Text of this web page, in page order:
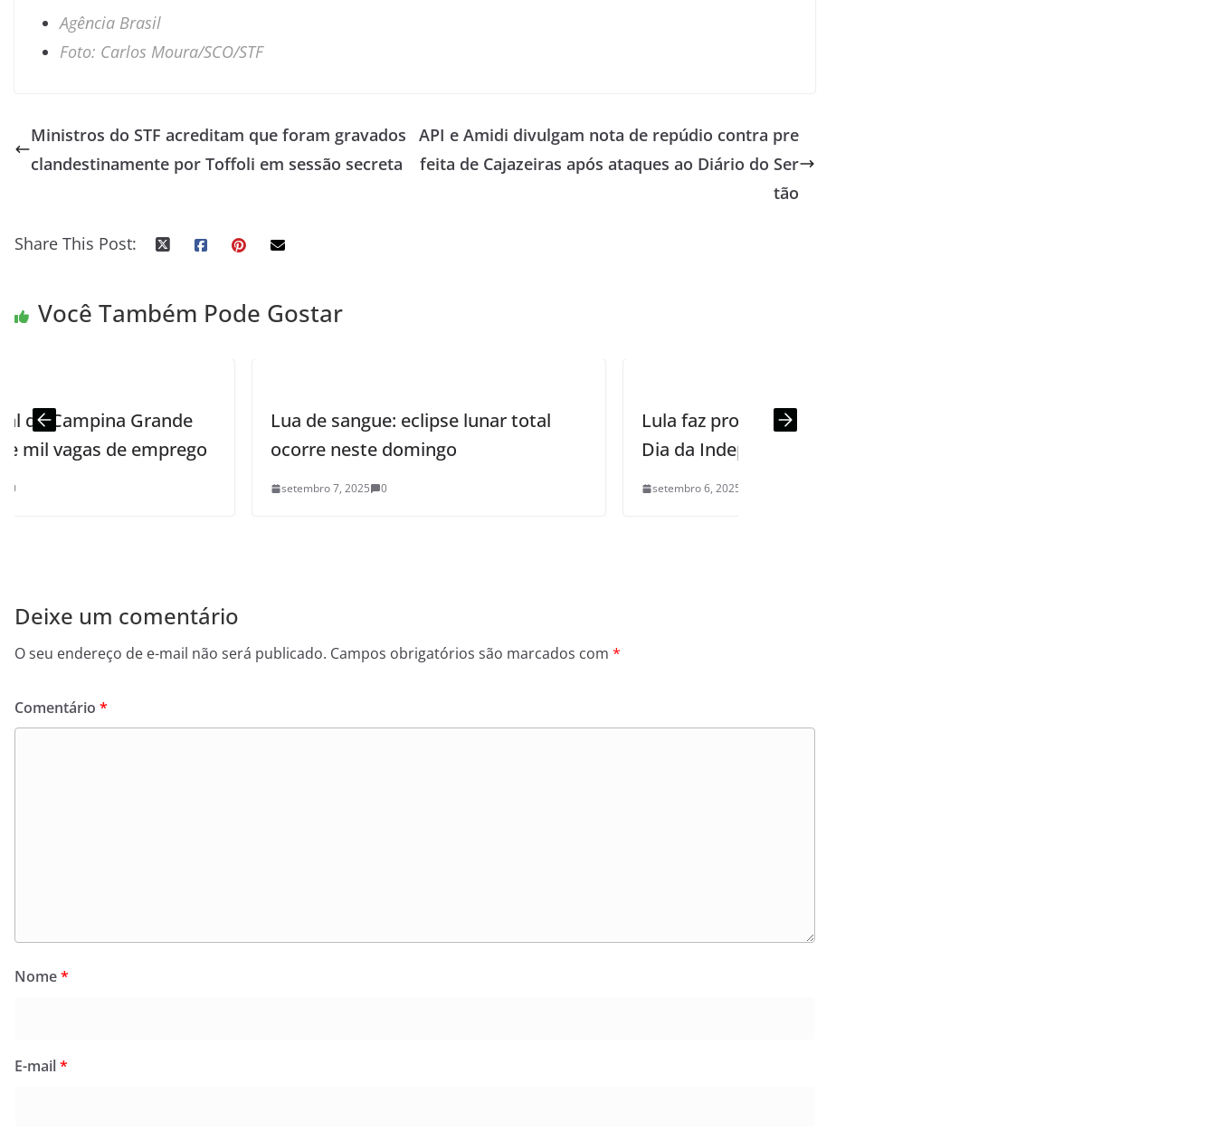
Agência Brasil
Foto: Carlos Moura/SCO/STF
Ministros do STF acreditam que foram gravados
clandestinamente por Toffoli em sessão secreta
API e Amidi divulgam nota de repúdio contra pre
feita de Cajazeiras após ataques ao Diário do Ser
tão
Share This Post:
Você Também Pode Gostar
Lua de sangue: eclipse lunar total
ocorre neste domingo
Lula faz pronunciamento hoje pelo
Dia da Independência
Deixe um comentário
O seu endereço de e-mail não será publicado. Campos obrigatórios são marcados com *
Comentário *
Nome*
E-mail*